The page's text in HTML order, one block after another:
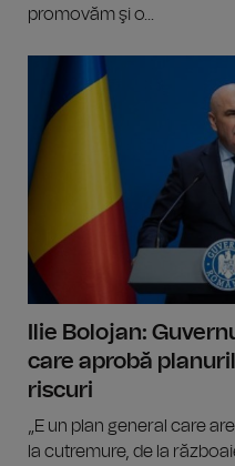
promovăm şi o...
Ilie Bolojan:
care aprobă
riscuri
„E un plan general care
la cutremure, de la